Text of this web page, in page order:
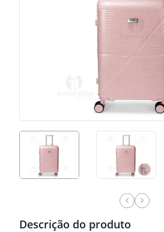
Descrição do produto